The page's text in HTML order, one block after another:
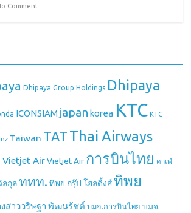
Comment
Dhipaya Group Holdings Dhipaya
ICONSIAM japan korea KTC KTC
Taiwan TAT Thai Airways
Vietjet Air Vietjet Air การบินไทย คาเฟ่
ลกุล ททท. ทิพย กรุ๊ป โฮลดิ้งส์ ทิพย
สาววริษฐา พัฒนรัชต์ บมจ.การบินไทย บมจ.